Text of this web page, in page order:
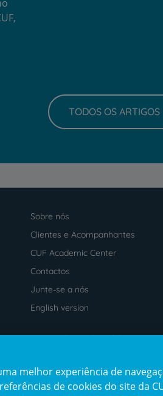
TODOS OS ARTIGOS
footer
Sobre nós
Clientes e Acompanhantes
CUF Academic Center
Contactos
Junte-se a nós
English version
Intermediação de Crédito
Prémios
melhor experiência de
de cookies do site da